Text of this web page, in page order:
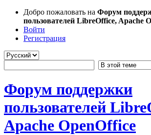
Добро пожаловать на Форум
пользователей LibreOffice, Apache
Войти
Регистрация
Форум поддержки
пользователей
Apache OpenOffice